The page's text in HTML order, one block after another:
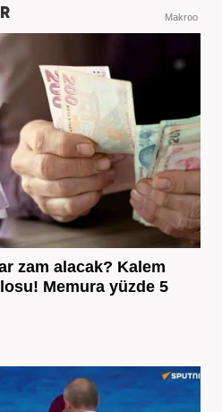
Makroo
zam alacak? Kalem
Memura yüzde 5